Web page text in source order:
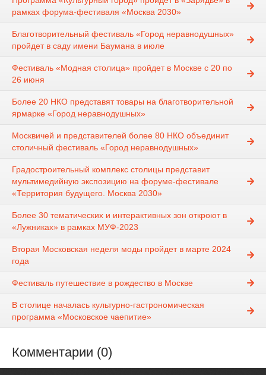
рамках форума-фестиваля «Москва 2030»
Благотворительный фестиваль «Город неравнодушных»
пройдет в саду имени Баумана в июле
Фестиваль «Модная столица» пройдет в Москве с 20 по
26 июня
Более 20 НКО представят товары на благотворительной
ярмарке «Город неравнодушных»
Москвичей и представителей более 80 НКО объединит
столичный фестиваль «Город неравнодушных»
Градостроительный комплекс столицы представит
мультимедийную экспозицию на форуме-фестивале
«Территория будущего. Москва 2030»
Более 30 тематических и интерактивных зон откроют в
«Лужниках» в рамках МУФ-2023
Вторая Московская неделя моды пройдет в марте 2024
года
Фестиваль путешествие в рождество в Москве
В столице началась культурно-гастрономическая
программа «Московское чаепитие»
Комментарии (0)